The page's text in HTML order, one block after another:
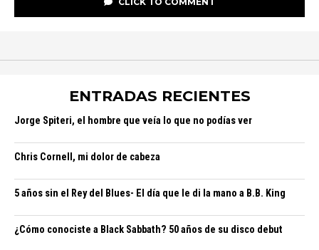
ENTRADAS RECIENTES
Jorge Spiteri, el hombre que veía lo que no podías ver
Chris Cornell, mi dolor de cabeza
5 años sin el Rey del Blues- El día que le di la mano a B.B. King
¿Cómo conociste a Black Sabbath? 50 años de su disco debut